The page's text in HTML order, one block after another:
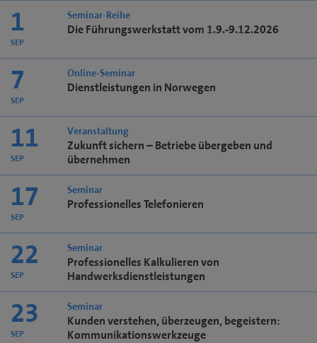
1
SEP
Seminar-Reihe
Die Führungswerkstatt vom 1.9.-9.12.2026
7
SEP
Online-Seminar
Dienstleistungen in Norwegen
11
SEP
Veranstaltung
Zukunft sichern – Betriebe übergeben und
übernehmen
17
SEP
Seminar
Professionelles Telefonieren
22
SEP
Seminar
Professionelles Kalkulieren von
Handwerksdienstleistungen
23
SEP
Seminar
Kunden verstehen, überzeugen, begeistern:
Kommunikationswerkzeuge